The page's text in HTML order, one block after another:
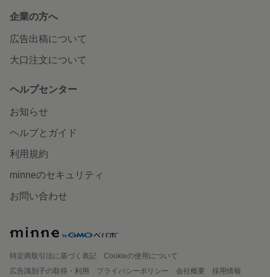
企業の方へ
広告出稿について
大口注文について
ヘルプセンター
お知らせ
ヘルプとガイド
利用規約
minneのセキュリティ
お問い合わせ
特定商取引法に基づく表記
Cookieの使用について
広告識別子の取得・利用
プライバシーポリシー 会社概要
採用情報